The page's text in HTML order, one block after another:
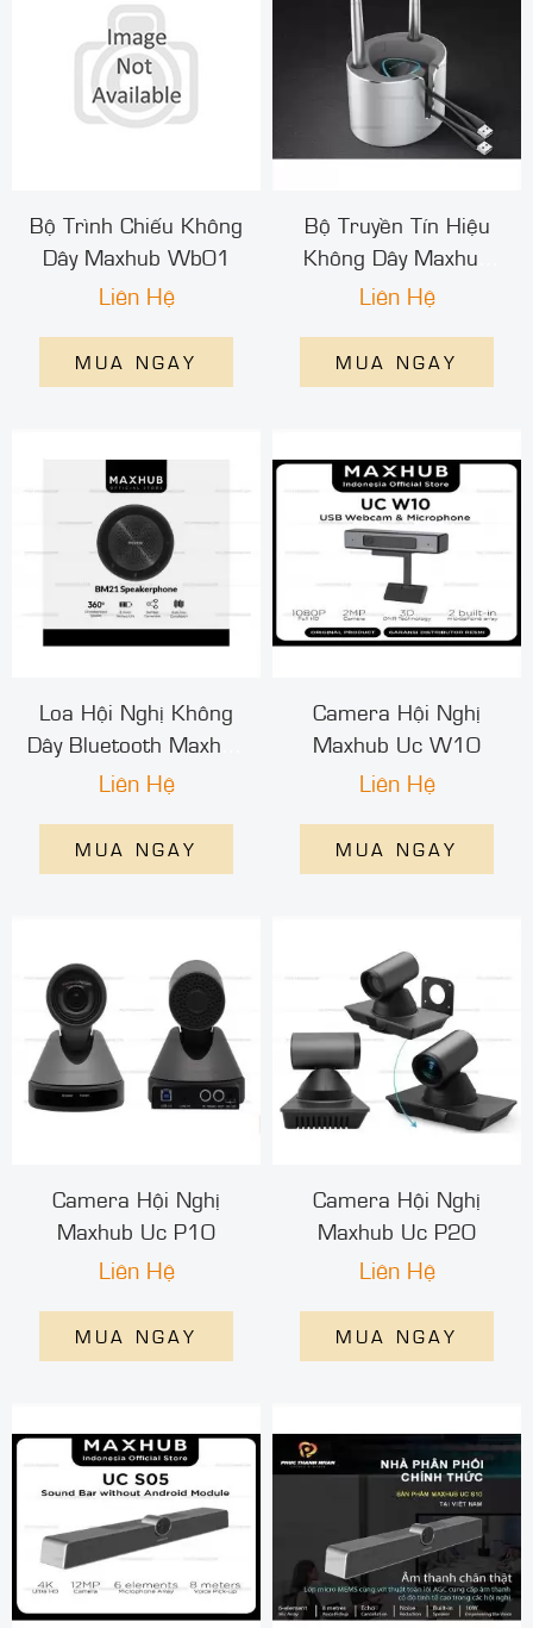
Bộ Trình Chiếu Không
Dây Maxhub Wb01
Liên Hệ
MUA NGAY
Bộ Truyền Tín Hiệu
Không Dây Maxhub
Wt01A
Liên Hệ
MUA NGAY
Loa Hội Nghị Không
Dây Bluetooth Maxhub
Bm20
Liên Hệ
MUA NGAY
Camera Hội Nghị
Maxhub Uc W10
Liên Hệ
MUA NGAY
Camera Hội Nghị
Maxhub Uc P10
Liên Hệ
MUA NGAY
Camera Hội Nghị
Maxhub Uc P20
Liên Hệ
MUA NGAY